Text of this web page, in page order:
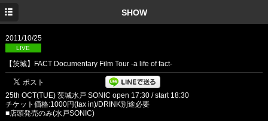
SHOW
2011/10/25
LIVE
【茨城】FACT Documentary Film Tour -a life of fact-
25th OCT(TUE) 茨城水戸 SONIC open 17:30 / start 18:30
チケット価格:1000円(tax in)/DRINK別途必要
■店頭発売のみ(水戸SONIC)
INFORMATION
SHOW
DISC